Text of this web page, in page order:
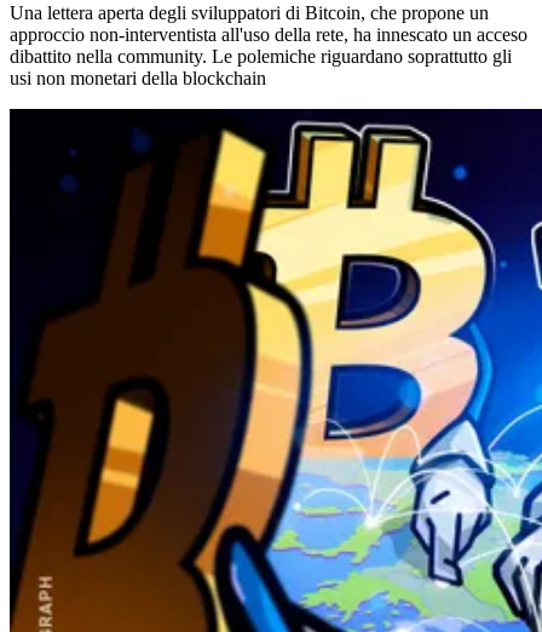
Una lettera aperta degli sviluppatori di Bitcoin, che propone un
approccio non-interventista all'uso della rete, ha innescato un acceso
dibattito nella community. Le polemiche riguardano soprattutto gli
usi non monetari della blockchain